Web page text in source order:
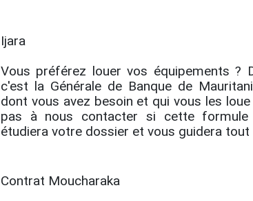
Ijara
Vous préférez louer vos équipements ?
c'est la Générale de Banque de
dont vous avez besoin et qui vous les
pas à nous contacter si cette formule
étudiera votre dossier et vous guidera
Contrat Moucharaka